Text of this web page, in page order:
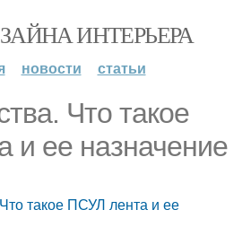
ИНТЕРЬЕРА
новости статьи
Что такое
и ее назначение
такое ПСУЛ лента и ее